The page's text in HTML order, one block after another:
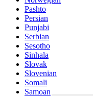
Pashto
Persian
Punjabi
Serbian
Sesotho
Sinhala
Slovak
Slovenian
Somali
Samoan